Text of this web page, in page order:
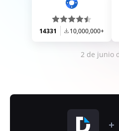
14331 10,000,000+
2 de junio